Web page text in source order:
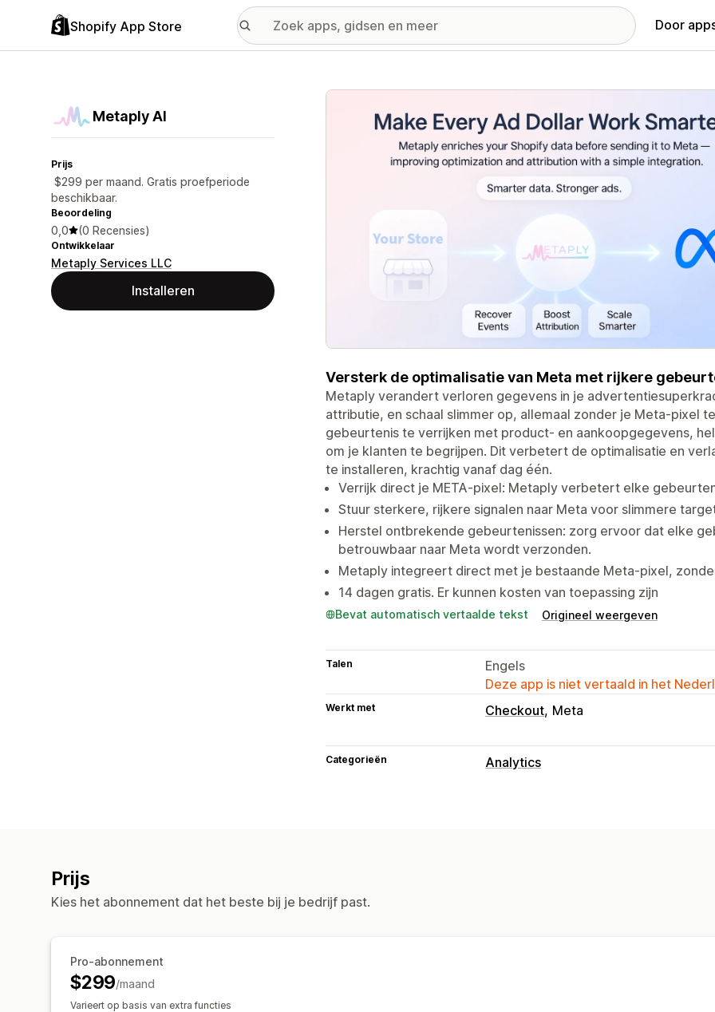
Shopify App Store Door
Metaply AI
Prijs
$299 per maand. Gratis proefperiode
beschikbaar.
Beoordeling
0,0 (0 Recensies)
Ontwikkelaar
Metaply Services LLC
Installeren
Galerij met uitgelichte afbeeldingen
Versterk de optimalisatie van Meta met rijkere
Metaply verandert verloren gegevens in je
attributie, en schaal slimmer op, allemaal zonder je Meta-pixel
gebeurtenis te verrijken met product- en aankoopgegevens,
om je klanten te begrijpen. Dit verbetert de optimalisatie en
te installeren, krachtig vanaf dag één.
Verrijk direct je META-pixel: Metaply verbetert elke
Stuur sterkere, rijkere signalen naar Meta voor slimmere
Herstel ontbrekende gebeurtenissen: zorg ervoor dat elke
betrouwbaar naar Meta wordt verzonden.
Metaply integreert direct met je bestaande Meta-pixel,
14 dagen gratis. Er kunnen kosten van toepassing zijn
Bevat automatisch vertaalde tekst Origineel weergeven
Talen
Engels
Deze app is niet vertaald in het
Werkt met Checkout Meta
Categorieën Analytics
Prijs
Kies het abonnement dat het beste bij je bedrijf past.
Pro-abonnement
$299/maand
Varieert op basis van extra functies